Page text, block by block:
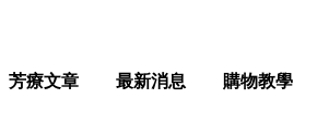
芳療文章 最新消息 購物教學